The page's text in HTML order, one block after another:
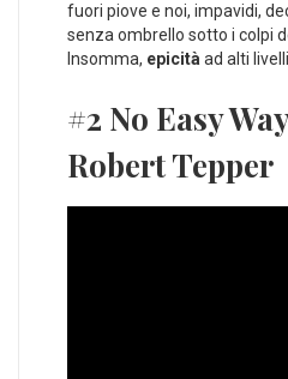
fuori piove e noi, impavidi,
senza ombrello sotto i colpi
Insomma, epicitàad alti
#2 No Easy
Robert Tepper